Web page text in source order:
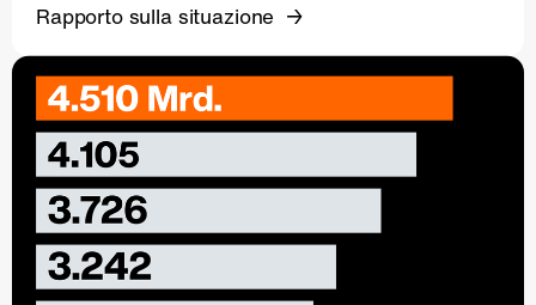
Rapporto sulla situazione